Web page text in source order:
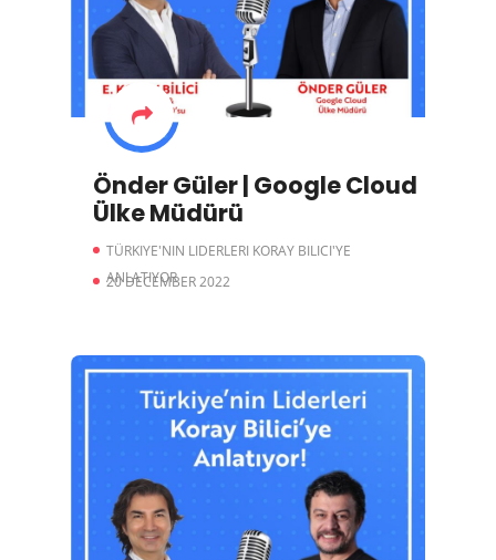
Önder Güler | Google Cloud
Ülke Müdürü
TÜRKIYE'NIN LIDERLERI KORAY BILICI'YE
ANLATIYOR
20 DECEMBER 2022